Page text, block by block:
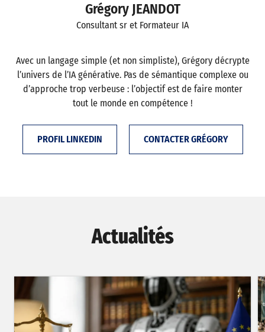
Grégory JEANDOT
Consultant sr et Formateur IA
Avec un langage simple (et non simpliste), Grégory décrypte
l’univers de l’IA générative. Pas de sémantique complexe ou
d’approche trop verbeuse : l’objectif est de faire monter
tout le monde en compétence !
PROFIL LINKEDIN CONTACTER GRÉGORY
Actualités